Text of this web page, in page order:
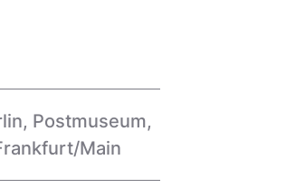
, Postmuseum,
Main